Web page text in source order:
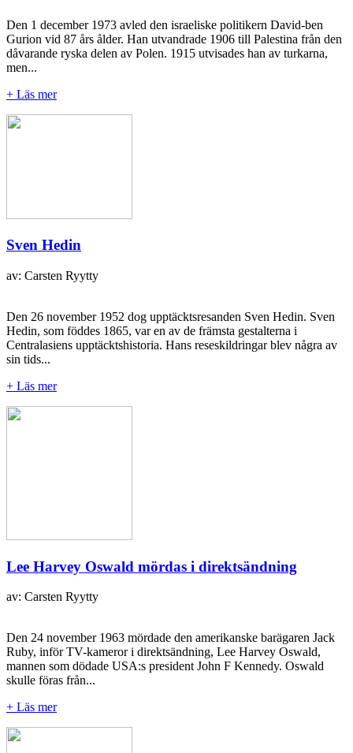
Den 1 december 1973 avled den israeliske politikern David-ben
Gurion vid 87 års ålder. Han utvandrade 1906 till Palestina från den
dåvarande ryska delen av Polen. 1915 utvisades han av turkarna,
men...
+ Läs mer
Sven Hedin
av: Carsten Ryytty
Den 26 november 1952 dog upptäcktsresanden Sven Hedin. Sven
Hedin, som föddes 1865, var en av de främsta gestalterna i
Centralasiens upptäcktshistoria. Hans reseskildringar blev några av
sin tids...
+ Läs mer
Lee Harvey Oswald mördas i direktsändning
av: Carsten Ryytty
Den 24 november 1963 mördade den amerikanske barägaren Jack
Ruby, inför TV-kameror i direktsändning, Lee Harvey Oswald,
mannen som dödade USA:s president John F Kennedy. Oswald
skulle föras från...
+ Läs mer